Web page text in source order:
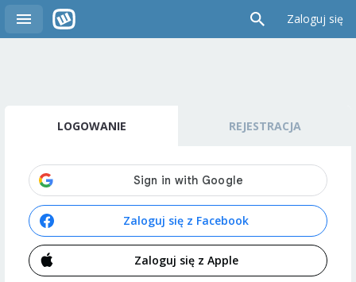
Zaloguj się
LOGOWANIE REJESTRACJA
Zaloguj się z Facebook
Zaloguj się z Apple